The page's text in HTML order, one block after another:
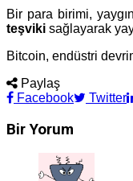
Bir para birimi,
teşviki sağlayarak
Bitcoin, endüstri
Paylaş
Facebook
Twitter
Bir Yorum